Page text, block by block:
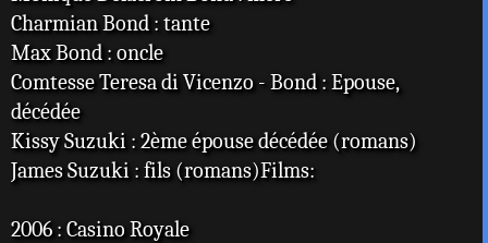
Charmian Bond : tante
Max Bond : oncle
Comtesse Teresa di Vicenzo - Bond : Epouse,
décédée
Kissy Suzuki : 2ème épouse décédée (romans)
James Suzuki : fils (romans)Films:
2006 : Casino Royale